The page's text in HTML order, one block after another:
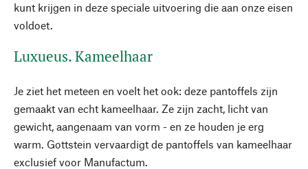
kunt krijgen in deze speciale uitvoering die aan onze eisen
voldoet.
Luxueus. Kameelhaar
Je ziet het meteen en voelt het ook: deze pantoffels zijn
gemaakt van echt kameelhaar. Ze zijn zacht, licht van
gewicht, aangenaam van vorm - en ze houden je erg
warm. Gottstein vervaardigt de pantoffels van kameelhaar
exclusief voor Manufactum.